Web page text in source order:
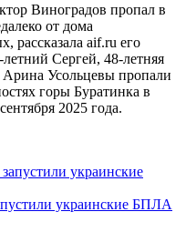
Виноградов пропал в
от дома
рассказала aif.ru его
Сергей, 48-летняя
Усольцевы пропали
горы Буратинка в
2025 года.
украинские БПЛА